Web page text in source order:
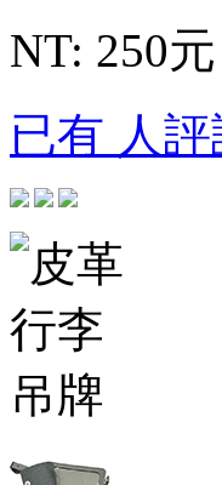
NT: 250元
已有 人評